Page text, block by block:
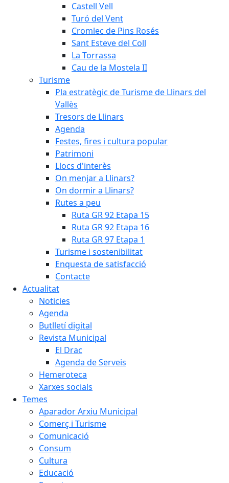
Castell Vell
Turó del Vent
Cromlec de Pins Rosés
Sant Esteve del Coll
La Torrassa
Cau de la Mostela II
Turisme
Pla estratègic de Turisme de Llinars del
Vallès
Tresors de Llinars
Agenda
Festes, fires i cultura popular
Patrimoni
Llocs d'interès
On menjar a Llinars?
On dormir a Llinars?
Rutes a peu
Ruta GR 92 Etapa 15
Ruta GR 92 Etapa 16
Ruta GR 97 Etapa 1
Turisme i sostenibilitat
Enquesta de satisfacció
Contacte
Actualitat
Noticies
Agenda
Butlletí digital
Revista Municipal
El Drac
Agenda de Serveis
Hemeroteca
Xarxes socials
Temes
Aparador Arxiu Municipal
Comerç i Turisme
Comunicació
Consum
Cultura
Educació